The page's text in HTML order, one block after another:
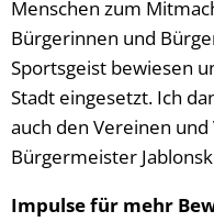
Menschen zum
Bürgerinnen und
Sportsgeist bewiesen
Stadt eingesetzt. Ich
auch den Vereinen
Bürgermeister
Impulse für mehr